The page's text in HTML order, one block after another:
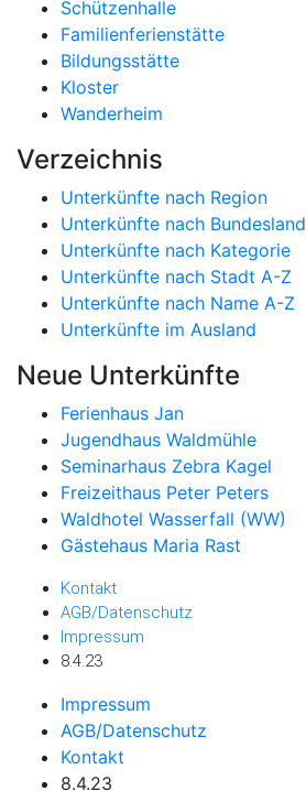
Schützenhalle
Familienferienstätte
Bildungsstätte
Kloster
Wanderheim
Verzeichnis
Unterkünfte nach Region
Unterkünfte nach Bundesland
Unterkünfte nach Kategorie
Unterkünfte nach Stadt A-Z
Unterkünfte nach Name A-Z
Unterkünfte im Ausland
Neue Unterkünfte
Ferienhaus Jan
Jugendhaus Waldmühle
Seminarhaus Zebra Kagel
Freizeithaus Peter Peters
Waldhotel Wasserfall (WW)
Gästehaus Maria Rast
Kontakt
AGB/Datenschutz
Impressum
8.4.23
Impressum
AGB/Datenschutz
Kontakt
8.4.23